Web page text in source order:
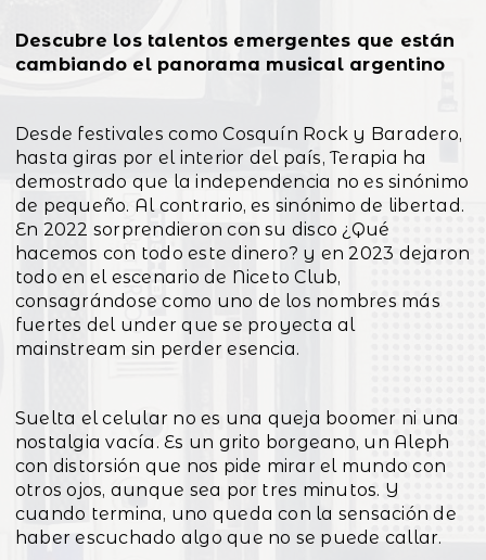
Descubre los talentos emergentes que están
cambiando el panorama musical argentino
Desde festivales como Cosquín Rock y Baradero,
hasta giras por el interior del país, Terapia ha
demostrado que la independencia no es sinónimo
de pequeño. Al contrario, es sinónimo de libertad.
En 2022 sorprendieron con su disco ¿Qué
hacemos con todo este dinero? y en 2023 dejaron
todo en el escenario de Niceto Club,
consagrándose como uno de los nombres más
fuertes del under que se proyecta al
mainstream sin perder esencia.
Suelta el celular no es una queja boomer ni una
nostalgia vacía. Es un grito borgeano, un Aleph
con distorsión que nos pide mirar el mundo con
otros ojos, aunque sea por tres minutos. Y
cuando termina, uno queda con la sensación de
haber escuchado algo que no se puede callar.